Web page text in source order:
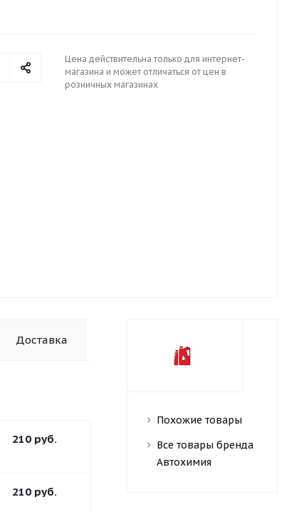
Цена действительна только для интернет-
магазина и может отличаться от цен в
розничных магазинах
Доставка
210руб.
210руб.
Похожие товары
Все товары бренда
Автохимия